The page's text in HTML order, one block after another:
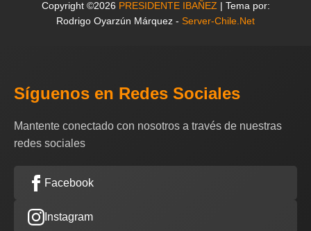
Copyright ©2026 PRESIDENTE IBAÑEZ | Tema por:
Rodrigo Oyarzún Márquez - Server-Chile.Net
Síguenos en Redes Sociales
Mantente conectado con nosotros a través de nuestras
redes sociales
Facebook
Instagram